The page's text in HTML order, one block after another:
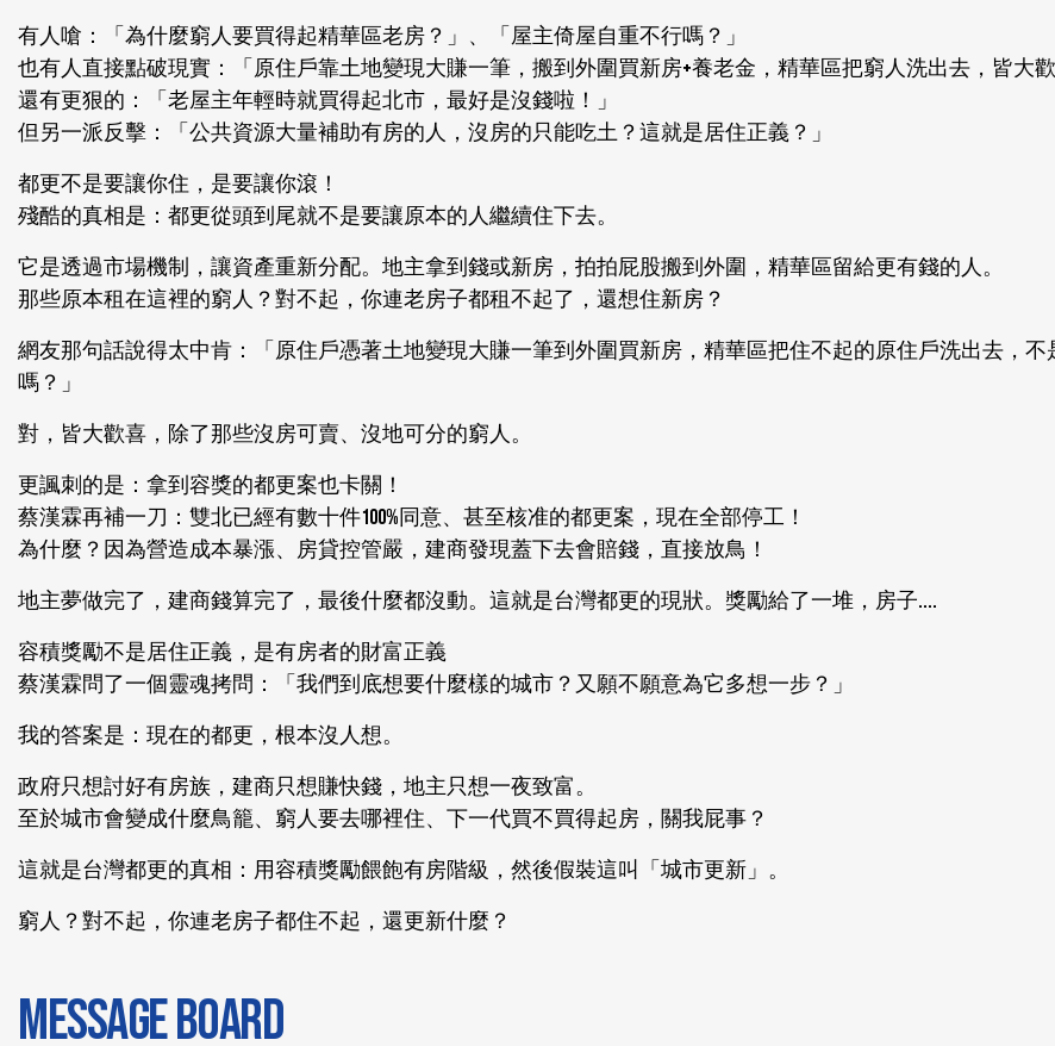
有人嗆：「為什麼窮人要買得起精華區老房？」、「屋主倚屋自重不行嗎？」
也有人直接點破現實：「原住戶靠土地變現大賺一筆，搬到外圍買新房+養老金，精華區把窮人洗出去，皆大歡
還有更狠的：「老屋主年輕時就買得起北市，最好是沒錢啦！」
但另一派反擊：「公共資源大量補助有房的人，沒房的只能吃土？這就是居住正義？」
都更不是要讓你住，是要讓你滾！
殘酷的真相是：都更從頭到尾就不是要讓原本的人繼續住下去。
它是透過市場機制，讓資產重新分配。地主拿到錢或新房，拍拍屁股搬到外圍，精華區留給更有錢的人。
那些原本租在這裡的窮人？對不起，你連老房子都租不起了，還想住新房？
網友那句話說得太中肯：「原住戶憑著土地變現大賺一筆到外圍買新房，精華區把住不起的原住戶洗出去，不
嗎？」
對，皆大歡喜，除了那些沒房可賣、沒地可分的窮人。
更諷刺的是：拿到容獎的都更案也卡關！
蔡漢霖再補一刀：雙北已經有數十件100%同意、甚至核准的都更案，現在全部停工！
為什麼？因為營造成本暴漲、房貸控管嚴，建商發現蓋下去會賠錢，直接放鳥！
地主夢做完了，建商錢算完了，最後什麼都沒動。這就是台灣都更的現狀。獎勵給了一堆，房子....
容積獎勵不是居住正義，是有房者的財富正義
蔡漢霖問了一個靈魂拷問：「我們到底想要什麼樣的城市？又願不願意為它多想一步？」
我的答案是：現在的都更，根本沒人想。
政府只想討好有房族，建商只想賺快錢，地主只想一夜致富。
至於城市會變成什麼鳥籠、窮人要去哪裡住、下一代買不買得起房，關我屁事？
這就是台灣都更的真相：用容積獎勵餵飽有房階級，然後假裝這叫「城市更新」。
窮人？對不起，你連老房子都住不起，還更新什麼？
MESSAGE BOARD